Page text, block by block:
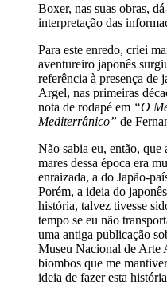
Boxer, nas suas obras,
interpretação das
Para este enredo, criei
aventureiro japonês
referência à presença de
Argel, nas primeiras
nota de rodapé em “O
Mediterrânico” de
Não sabia eu, então, que
mares dessa época era
enraizada, a do Japão-
Porém, a ideia do
história, talvez tivesse
tempo se eu não
uma antiga publicação
Museu Nacional de Arte
biombos que me
ideia de fazer esta